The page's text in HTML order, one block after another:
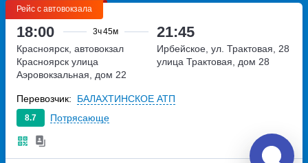
Рейс с автовокзала
18:00 3ч45м 21:45
Красноярск, автовокзал
Красноярск улица
Аэровокзальная, дом 22
Ирбейское, ул. Трактовая, 28
улица Трактовая, дом 28
8.7 Потрясающе
Перевозчик: БАЛАХТИНСКОЕ АТП